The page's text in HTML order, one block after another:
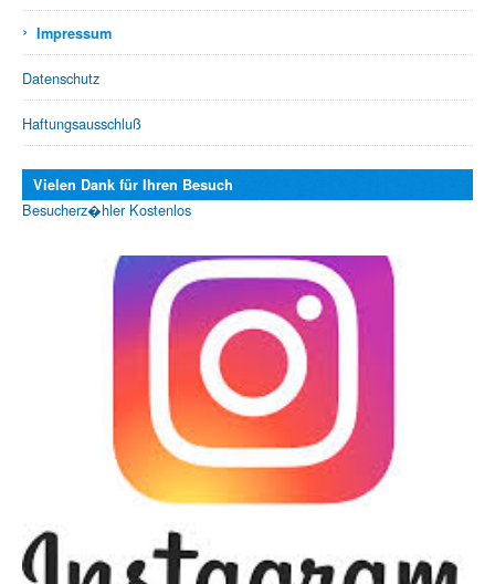
› Impressum
Datenschutz
Haftungsausschluß
Vielen Dank für Ihren Besuch
Besucherz�hler Kostenlos